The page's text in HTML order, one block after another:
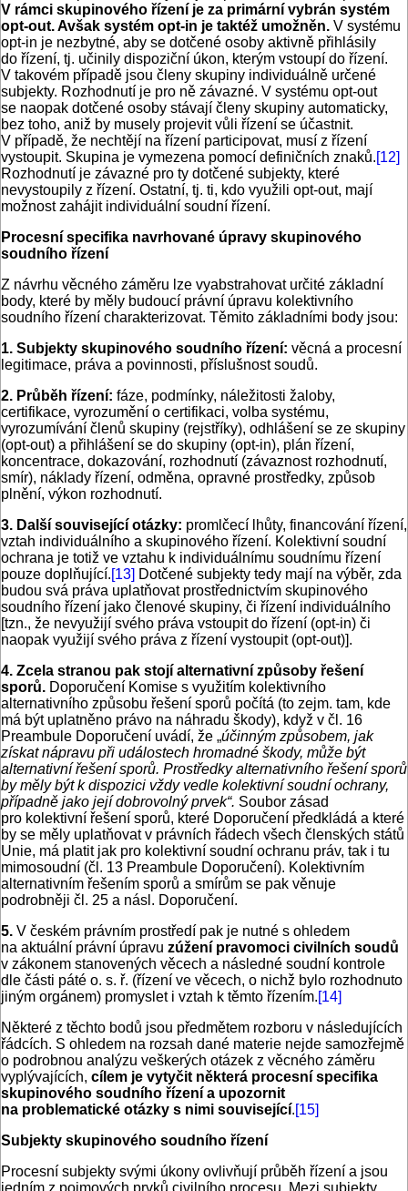
V rámci skupinového řízení je za primární vybrán systém
opt-out. Avšak systém opt-in je taktéž umožněn. V systému
opt-in je nezbytné, aby se dotčené osoby aktivně přihlásily
do řízení, tj. učinily dispoziční úkon, kterým vstoupí do řízení.
V takovém případě jsou členy skupiny individuálně určené
subjekty. Rozhodnutí je pro ně závazné. V systému opt-out
se naopak dotčené osoby stávají členy skupiny automaticky,
bez toho, aniž by musely projevit vůli řízení se účastnit.
V případě, že nechtějí na řízení participovat, musí z řízení
vystoupit. Skupina je vymezena pomocí definičních znaků.[12]
Rozhodnutí je závazné pro ty dotčené subjekty, které
nevystoupily z řízení. Ostatní, tj. ti, kdo využili opt-out, mají
možnost zahájit individuální soudní řízení.
Procesní specifika navrhované úpravy skupinového
soudního řízení
Z návrhu věcného záměru lze vyabstrahovat určité základní
body, které by měly budoucí právní úpravu kolektivního
soudního řízení charakterizovat. Těmito základními body jsou:
1. Subjekty skupinového soudního řízení: věcná a procesní
legitimace, práva a povinnosti, příslušnost soudů.
2. Průběh řízení: fáze, podmínky, náležitosti žaloby,
certifikace, vyrozumění o certifikaci, volba systému,
vyrozumívání členů skupiny (rejstříky), odhlášení se ze skupiny
(opt-out) a přihlášení se do skupiny (opt-in), plán řízení,
koncentrace, dokazování, rozhodnutí (závaznost rozhodnutí,
smír), náklady řízení, odměna, opravné prostředky, způsob
plnění, výkon rozhodnutí.
3. Další související otázky: promlčecí lhůty, financování řízení,
vztah individuálního a skupinového řízení. Kolektivní soudní
ochrana je totiž ve vztahu k individuálnímu soudnímu řízení
pouze doplňující.[13] Dotčené subjekty tedy mají na výběr, zda
budou svá práva uplatňovat prostřednictvím skupinového
soudního řízení jako členové skupiny, či řízení individuálního
[tzn., že nevyužijí svého práva vstoupit do řízení (opt-in) či
naopak využijí svého práva z řízení vystoupit (opt-out)].
4. Zcela stranou pak stojí alternativní způsoby řešení
sporů. Doporučení Komise s využitím kolektivního
alternativního způsobu řešení sporů počítá (to zejm. tam, kde
má být uplatněno právo na náhradu škody), když v čl. 16
Preambule Doporučení uvádí, že „účinným způsobem, jak
získat nápravu při událostech hromadné škody, může být
alternativní řešení sporů. Prostředky alternativního řešení sporů
by měly být k dispozici vždy vedle kolektivní soudní ochrany,
případně jako její dobrovolný prvek“. Soubor zásad
pro kolektivní řešení sporů, které Doporučení předkládá a které
by se měly uplatňovat v právních řádech všech členských států
Unie, má platit jak pro kolektivní soudní ochranu práv, tak i tu
mimosoudní (čl. 13 Preambule Doporučení). Kolektivním
alternativním řešením sporů a smírům se pak věnuje
podrobněji čl. 25 a násl. Doporučení.
5. V českém právním prostředí pak je nutné s ohledem
na aktuální právní úpravu zúžení pravomoci civilních soudů
v zákonem stanovených věcech a následné soudní kontrole
dle části páté o. s. ř. (řízení ve věcech, o nichž bylo rozhodnuto
jiným orgánem) promyslet i vztah k těmto řízením.[14]
Některé z těchto bodů jsou předmětem rozboru v následujících
řádcích. S ohledem na rozsah dané materie nejde samozřejmě
o podrobnou analýzu veškerých otázek z věcného záměru
vyplývajících, cílem je vytyčit některá procesní specifika
skupinového soudního řízení a upozornit
na problematické otázky s nimi související.[15]
Subjekty skupinového soudního řízení
Procesní subjekty svými úkony ovlivňují průběh řízení a jsou
jedním z pojmových prvků civilního procesu. Mezi subjekty